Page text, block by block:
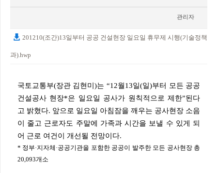
관리자
2020-12-10
201210(조간)13일부터 공공 건설현장 일요일 휴무제 시행(기술정책
과).hwp
국토교통부(장관 김현미)는 “12월13일(일)부터 모든 공공
건설공사 현장*은 일요일 공사가 원칙적으로 제한”된다
고 밝혔다. 앞으로 일요일 아침잠을 깨우는 공사현장 소음
이 줄고 근로자도 주말에 가족과 시간을 보낼 수 있게 되
어 근로 여건이 개선될 전망이다.
* 정부·지자체·공공기관을 포함한 공공이 발주한 모든 공사현장 총
20,093개소